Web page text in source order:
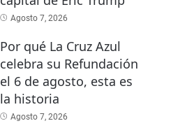
Agosto 7, 2026
Por qué La Cruz Azul
celebra su Refundación
el 6 de agosto, esta es
la historia
Agosto 7, 2026